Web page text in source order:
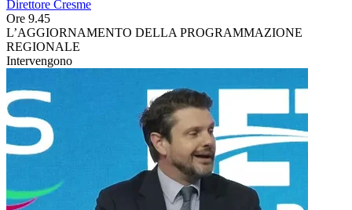
Direttore Cresme
Ore 9.45
L’AGGIORNAMENTO DELLA PROGRAMMAZIONE
REGIONALE
Intervengono